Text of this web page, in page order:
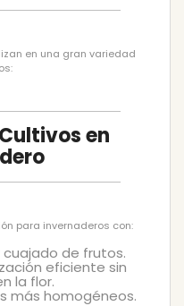
en una gran variedad
en
para invernaderos con:
cuajado de frutos.
eficiente sin
la flor.
más homogéneos.